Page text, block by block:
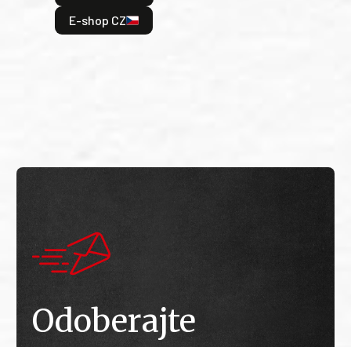
E-shop CZ
Odoberajte